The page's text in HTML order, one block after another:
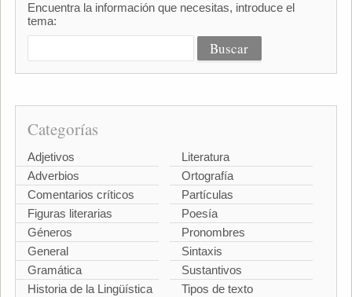
Encuentra la información que necesitas, introduce el
tema:
Categorías
Adjetivos
Adverbios
Comentarios críticos
Figuras literarias
Géneros
General
Gramática
Historia de la Lingüística
Literatura
Ortografía
Partículas
Poesía
Pronombres
Sintaxis
Sustantivos
Tipos de texto